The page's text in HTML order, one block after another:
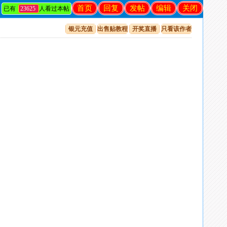
关闭
编辑
发帖
回复
首页
已有 23625 人看过本帖
银元充值 出售贴教程 开奖直播 只看该作者